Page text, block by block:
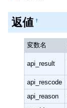
返値 †
変数名
api_result
api_rescode
api_reason